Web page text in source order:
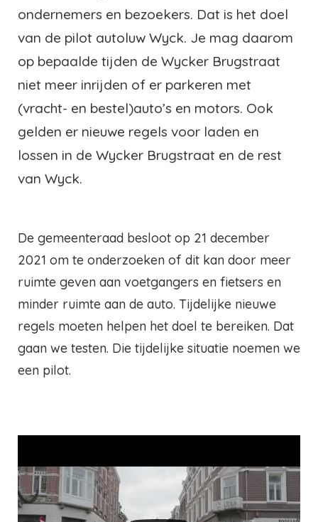
ondernemers en bezoekers. Dat is het doel
van de pilot autoluw Wyck. Je mag daarom
op bepaalde tijden de Wycker Brugstraat
niet meer inrijden of er parkeren met
(vracht- en bestel)auto’s en motors. Ook
gelden er nieuwe regels voor laden en
lossen in de Wycker Brugstraat en de rest
van Wyck.
De gemeenteraad besloot op 21 december
2021 om te onderzoeken of dit kan door meer
ruimte geven aan voetgangers en fietsers en
minder ruimte aan de auto. Tijdelijke nieuwe
regels moeten helpen het doel te bereiken. Dat
gaan we testen. Die tijdelijke situatie noemen we
een pilot.